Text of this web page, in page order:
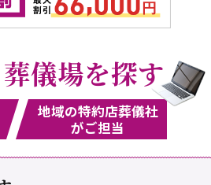
儀場を探す
地域の特約店葬儀社
がご担当